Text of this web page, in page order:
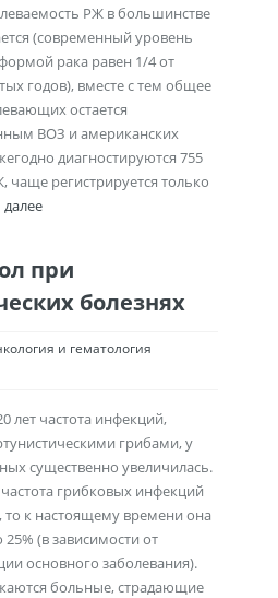
РЖ в большинстве
(современный уровень
рака равен 1/4 от
годов), вместе с тем общее
остается
ВОЗ и американских
диагностируются 755
чаще регистрируется только
далее
при
болезнях
и гематология
лет частота инфекций,
грибами, у
существенно увеличилась.
частота грибковых инфекций
то к настоящему времени она
(в зависимости от
основного заболевания).
больные, страдающие